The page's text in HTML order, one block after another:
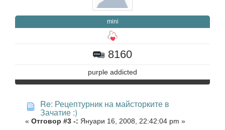
mini
8160
purple addicted
Re: Рецептурник на майсторките в
Зачатие :)
« Отговор #3 -: Януари 16, 2008, 22:42:04 pm »